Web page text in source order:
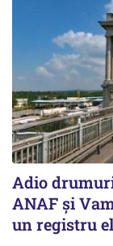
Adio
ANAF și
un registru